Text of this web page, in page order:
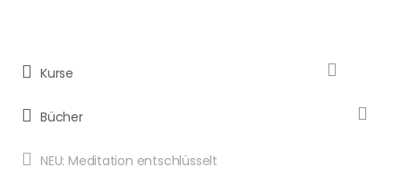
Kurse
Bücher
NEU: Meditation entschlüsselt